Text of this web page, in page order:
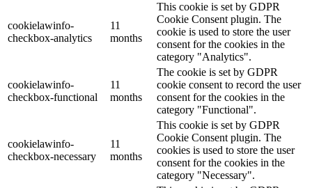
cookielawinfo-
checkbox-analytics
11
months
This cookie is set by GDPR
Cookie Consent plugin. The
cookie is used to store the user
consent for the cookies in the
category "Analytics".
cookielawinfo-
checkbox-functional
11
months
The cookie is set by GDPR
cookie consent to record the user
consent for the cookies in the
category "Functional".
cookielawinfo-
checkbox-necessary
11
months
This cookie is set by GDPR
Cookie Consent plugin. The
cookies is used to store the user
consent for the cookies in the
category "Necessary".